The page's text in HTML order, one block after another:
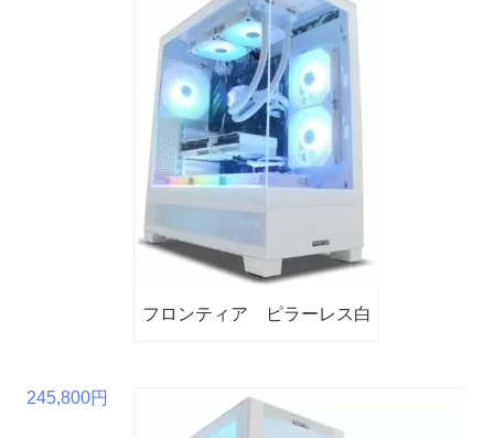
フロンティア ピラーレス白
245,800円